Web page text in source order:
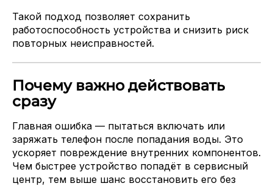
Такой подход позволяет сохранить
работоспособность устройства и снизить риск
повторных неисправностей.
Почему важно действовать
сразу
Главная ошибка — пытаться включать или
заряжать телефон после попадания воды. Это
ускоряет повреждение внутренних компонентов.
Чем быстрее устройство попадёт в сервисный
центр, тем выше шанс восстановить его без